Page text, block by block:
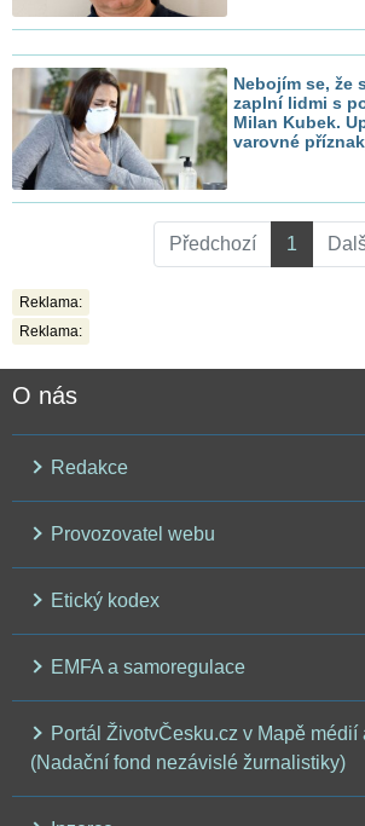
Nebojím se, že
zaplní lidmi s
Milan Kubek.
varovné
Předchozí 1
Reklama:
Reklama:
O nás
Redakce
Provozovatel webu
Etický kodex
EMFA a samoregulace
Portál ŽivotvČesku.cz v Mapě médií
(Nadační fond nezávislé žurnalistiky)